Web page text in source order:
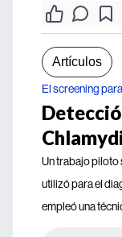
Artículos
El screening
Un trabajo piloto
utilizó para el
empleó una